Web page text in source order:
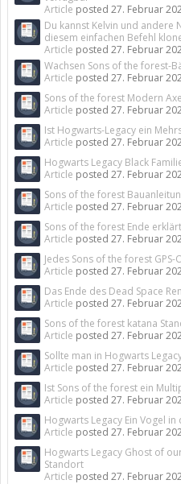
Article posted 27. Februar
Du kannst Kelvin und andere
diesem einfachen Befehl
Article posted 27. Februar
Wachsen Sons of the forest-
Article posted 27. Februar
Sons of the forest Modern
Article posted 27. Februar
Ist Hogwarts-Legacy ein
Article posted 27. Februar
Hogwarts Legacy Black
Article posted 27. Februar
Sons of the forest
Article posted 27. Februar
Sons of the forest Ende erklärt
Article posted 27. Februar
Jedes Sons of the forest
Article posted 27. Februar
Das Ende des Dead Space
Article posted 27. Februar
Sons of the forest katana
Article posted 27. Februar
Sollte man in Hogwarts
Article posted 27. Februar
Ist Sons of the forest ein
Article posted 27. Februar
Hogwarts Legacy Ein Vogel
Article posted 27. Februar
Hogwarts Legacy Ghost of
Standort
Article posted 27. Februar